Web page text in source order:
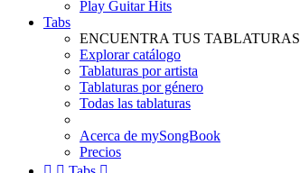
Play Guitar Hits
Tabs
ENCUENTRA TUS TABLATURAS
Explorar catálogo
Tablaturas por artista
Tablaturas por género
Todas las tablaturas
Acerca de mySongBook
Precios